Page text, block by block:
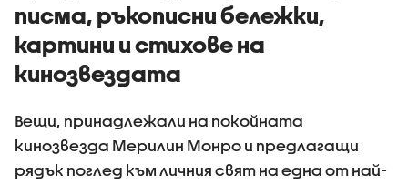
писма, ръкописни бележки,
картини и стихове на
кинозвездата
Вещи, принадлежали на покойната
кинозвезда Мерилин Монро и предлагащи
рядък поглед към личния свят на една от най-